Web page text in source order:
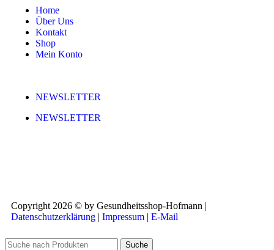
Home
Über Uns
Kontakt
Shop
Mein Konto
NEWSLETTER
NEWSLETTER
Copyright 2026 © by Gesundheitsshop-Hofmann |
Datenschutzerklärung | Impressum | E-Mail
Suche